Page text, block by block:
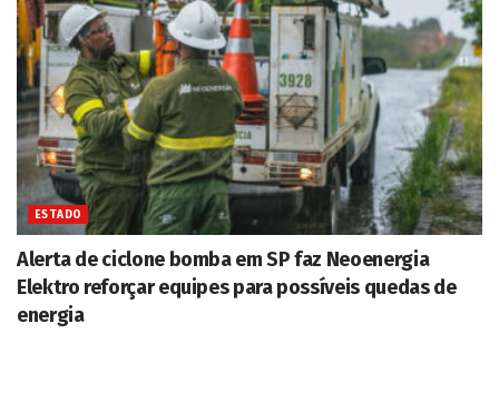
ESTADO
Alerta de ciclone bomba em SP faz Neoenergia
Elektro reforçar equipes para possíveis quedas de
energia